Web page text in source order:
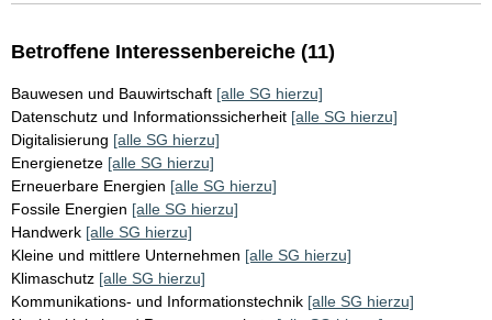
Betroffene Interessenbereiche (11)
Bauwesen und Bauwirtschaft [alle SG hierzu]
Datenschutz und Informationssicherheit [alle SG hierzu]
Digitalisierung [alle SG hierzu]
Energienetze [alle SG hierzu]
Erneuerbare Energien [alle SG hierzu]
Fossile Energien [alle SG hierzu]
Handwerk [alle SG hierzu]
Kleine und mittlere Unternehmen [alle SG hierzu]
Klimaschutz [alle SG hierzu]
Kommunikations- und Informationstechnik [alle SG hierzu]